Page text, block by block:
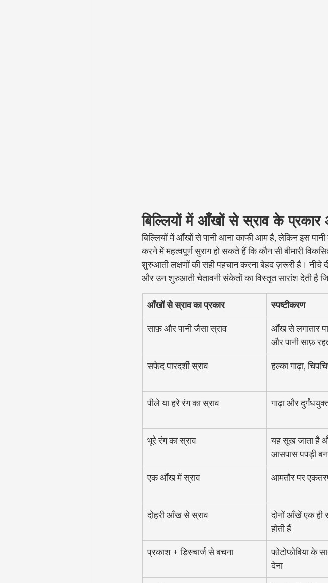
बिल्लियों में आँखों से स्राव के प्रकार
बिल्लियों में आँखों से पानी आना काफी आम है, लेकिन इस
करने में महत्वपूर्ण सुराग हो सकते हैं कि कौन सी बीमारी
शुरुआती लक्षणों की सही पहचान करना बेहद ज़रूरी है। नीचे
और उन शुरुआती चेतावनी संकेतों का विस्तृत सारांश देती है
आँखों से स्राव का प्रकार स्पष्टीकरण
साफ़ और पानी जैसा स्राव
आँख से लगातार
और पानी साफ़
सफेद पारदर्शी स्राव हल्का गाढ़ा,
पीले या हरे रंग का स्राव गाढ़ा और
भूरे रंग का स्राव
यह सूख जाता है
आसपास पपड़ी बन
एक आँख में स्राव आमतौर पर
दोहरी आँख से स्राव
दोनों आँखें एक ही
होती हैं
प्रकाश + डिस्चार्ज से बचना
फोटोफोबिया के
देना